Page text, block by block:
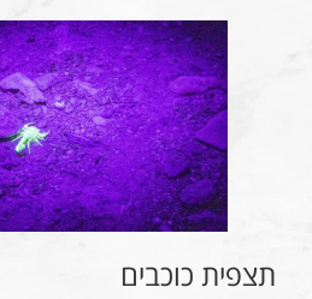
תצפית כוכבים